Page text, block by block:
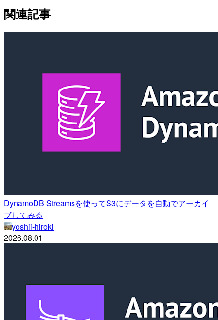
関連記事
DynamoDB Streamsを使ってS3にデータを自動でアーカイ
ブしてみる
yoshii-hiroki
2026.08.01